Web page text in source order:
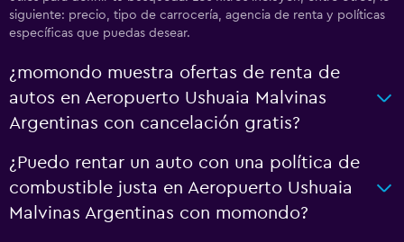
siguiente: precio, tipo de carrocería, agencia de renta y políticas
específicas que puedas desear.
¿momondo muestra ofertas de renta de
autos en Aeropuerto Ushuaia Malvinas
Argentinas con cancelación gratis?
¿Puedo rentar un auto con una política de
combustible justa en Aeropuerto Ushuaia
Malvinas Argentinas con momondo?